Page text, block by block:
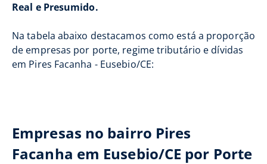
Real e Presumido.
Na tabela abaixo destacamos como está a proporção
de empresas por porte, regime tributário e dívidas
em Pires Facanha - Eusebio/CE:
Empresas no bairro Pires
Facanha em Eusebio/CE por Porte